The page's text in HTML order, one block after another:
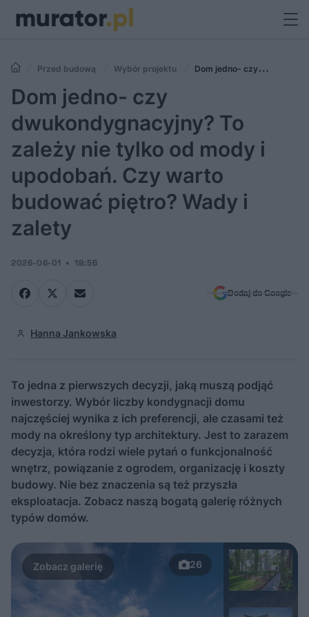
Przed budową Wybór projektu
Dom jedno- czy
dwukondygnacyjny? To zależy nie tylko od mody i upodobań. Czy
warto budować piętro? Wady i zalety
Dom jedno- czy
dwukondygnacyjny? To
zależy nie tylko od mody i
upodobań. Czy warto
budować piętro? Wady i
zalety
2026-06-01 18:56
Dodaj do Google
Hanna Jankowska
To jedna z pierwszych decyzji, jaką muszą podjąć
inwestorzy. Wybór liczby kondygnacji domu
najczęściej wynika z ich preferencji, ale czasami też
mody na określony typ architektury. Jest to zarazem
decyzja, która rodzi wiele pytań o funkcjonalność
wnętrz, powiązanie z ogrodem, organizację i koszty
budowy. Nie bez znaczenia są też przyszła
eksploatacja. Zobacz naszą bogatą galerię różnych
typów domów.
26